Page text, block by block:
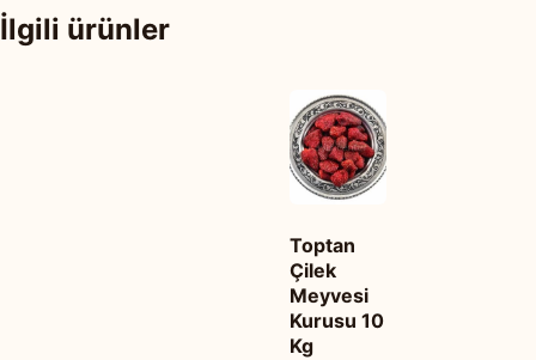
İlgili ürünler
Toptan
Çilek
Meyvesi
Kurusu 10
Kg